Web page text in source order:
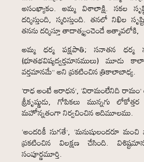
అసంఖ్యాకం. అమ్మ విశాలాక్షి. సకల
దర్శిస్తుంది, స్మరిస్తుంది. తనలో నిఖిల
తనను దర్శిస్తూ తాదాత్మ్యంచెందే ఆత్మావలోకి,
అమ్మ ధర్మ పక్షపాతి; సనాతన ధర్మ
(భూతభవిష్యద్వర్తమానములు) మూడు
వర్తమానమే” అని ప్రకటించిన త్రికాలాబాధ్య.
‘రాధ అంటే ఆరాధన’, ‘విరామంలేనిది రామం’
శ్రీకృష్ణుడు, గోపికలు మున్నగు
మహోన్నతంగా నిర్వచించిన ఆదిమూలము.
‘అందరికీ సుగతే’, ‘మనుషులందరూ
ప్రకటించిన విలక్షణ చేసింది.
సంపూర్ణమూర్తి.